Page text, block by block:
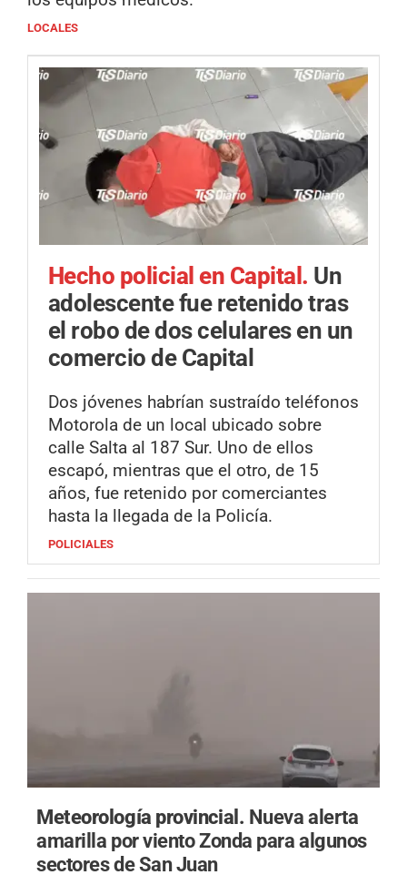
LOCALES
Hecho policial en Capital. Un
adolescente fue retenido tras
el robo de dos celulares en un
comercio de Capital
Dos jóvenes habrían sustraído teléfonos
Motorola de un local ubicado sobre
calle Salta al 187 Sur. Uno de ellos
escapó, mientras que el otro, de 15
años, fue retenido por comerciantes
hasta la llegada de la Policía.
POLICIALES
Meteorología provincial. Nueva alerta
amarilla por viento Zonda para algunos
sectores de San Juan